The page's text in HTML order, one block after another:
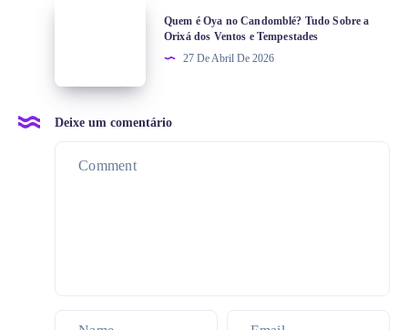
Quem é Oya no Candomblé? Tudo Sobre a
Orixá dos Ventos e Tempestades
27 De Abril De 2026
Deixe um comentário